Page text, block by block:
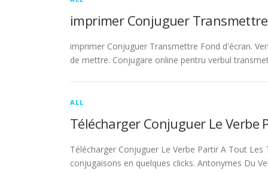
imprimer Conjuguer
imprimer Conjuguer Transmettre Fond d'écran.
de mettre. Conjugare online pentru verbul
ALL
Télécharger Conjuguer Le Verbe
Télécharger Conjuguer Le Verbe Partir A Tout
conjugaisons en quelques clicks. Antonymes Du